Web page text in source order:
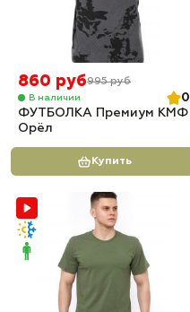
860 руб995 руб
В наличии
0
ФУТБОЛКА Премиум КМФ
Орёл
Купить